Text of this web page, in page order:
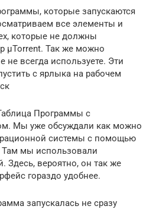
которые запускаются
все элементы и
которые не должны
µTorrent. Так же можно
не всегда используете. Эти
с ярлыка на рабочем
Программы с
Мы уже обсуждали как можно
системы с помощью
Там мы использовали
Здесь, вероятно, он так же
гораздо удобнее.
запускалась не сразу